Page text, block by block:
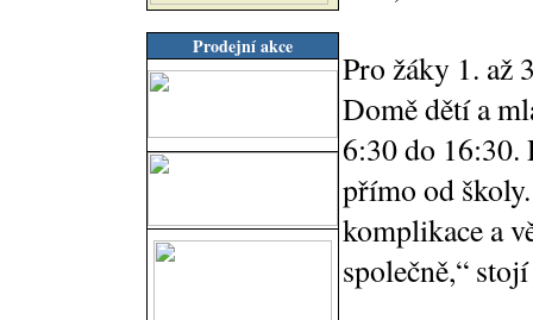
Prodejní akce
Pro žáky 1. až
Domě dětí a
6:30 do 16:30.
přímo od
komplikace a
společně,“